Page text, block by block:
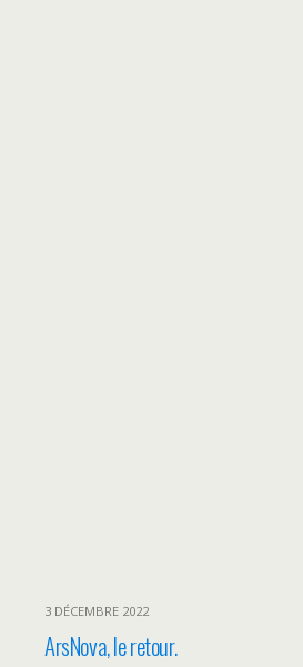
3 DÉCEMBRE 2022
ArsNova, le retour.